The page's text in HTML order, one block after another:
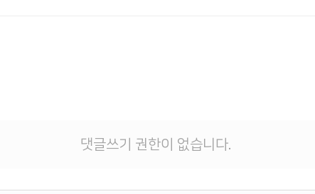
댓글쓰기 권한이 없습니다.